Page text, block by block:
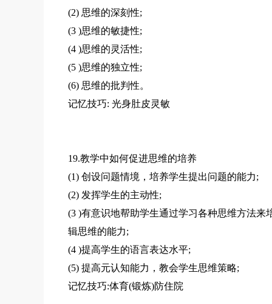
(2) 思维的深刻性;
(3 )思维的敏捷性;
(4 )思维的灵活性;
(5 )思维的独立性;
(6) 思维的批判性。
记忆技巧: 光身肚皮灵敏
19.教学中如何促进思维的培养
(1) 创设问题情境，培养学生提出问题的能力;
(2) 发挥学生的主动性;
(3 )有意识地帮助学生通过学习各种思维方法来
辑思维的能力;
(4 )提高学生的语言表达水平;
(5) 提高元认知能力，教会学生思维策略;
记忆技巧:体育(锻炼)防住院